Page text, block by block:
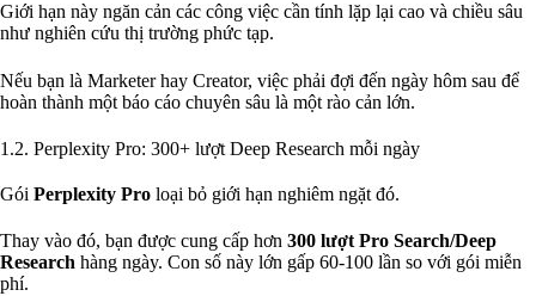
Giới hạn này ngăn cản các công việc cần tính lặp lại cao và chiều sâu
như nghiên cứu thị trường phức tạp.
Nếu bạn là Marketer hay Creator, việc phải đợi đến ngày hôm sau để
hoàn thành một báo cáo chuyên sâu là một rào cản lớn.
1.2. Perplexity Pro: 300+ lượt Deep Research mỗi ngày
Gói Perplexity Pro loại bỏ giới hạn nghiêm ngặt đó.
Thay vào đó, bạn được cung cấp hơn 300 lượt Pro Search/Deep
Research hàng ngày. Con số này lớn gấp 60-100 lần so với gói miễn
phí.